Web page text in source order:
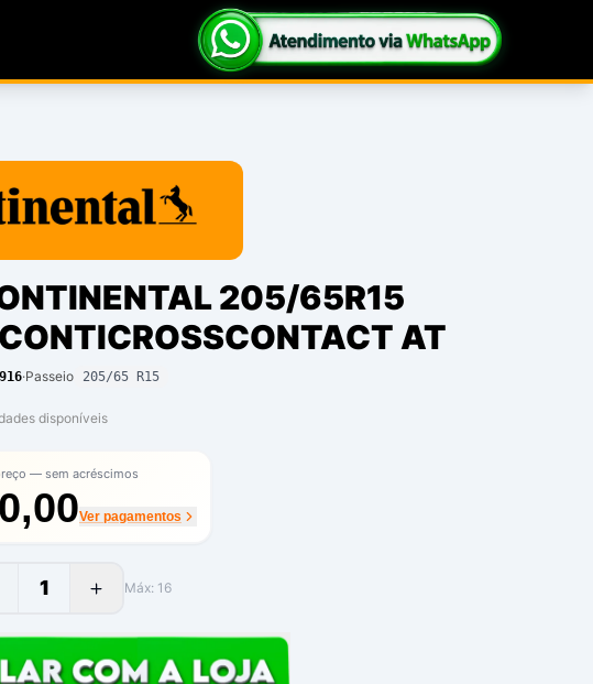
205/65R15
AT
·Passeio 205/65 R15
s disponíveis
— sem acréscimos
Ver pagamentos
1 Máx: 16